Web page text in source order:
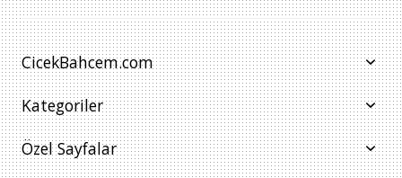
CicekBahcem.com
Kategoriler
Özel Sayfalar